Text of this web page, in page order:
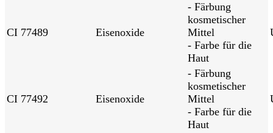
CI 77489 Eisenoxide
- Färbung
kosmetischer
Mittel
- Farbe für die
Haut
CI 77492 Eisenoxide
- Färbung
kosmetischer
Mittel
- Farbe für die
Haut